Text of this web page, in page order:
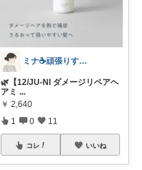
ミナ☕️頑張りすぎない暮らし🏠
🌿【12/JU-NI ダメージリペアヘ
アミ ...
￥ 2,640
1 0 11
コレ いいね